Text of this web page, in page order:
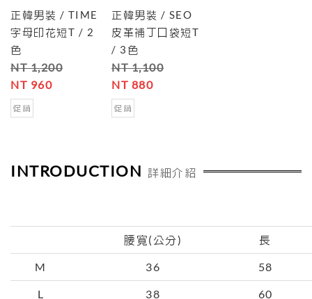
正韓男裝 / TIME
字母印花短T / 2
色
NT 1,200
NT 960
促銷
正韓男裝 / SEO
皮革補丁口袋短T
/ 3色
NT 1,100
NT 880
促銷
INTRODUCTION 詳細介紹
腰寬(公分) 長
M 36 58
L 38 60